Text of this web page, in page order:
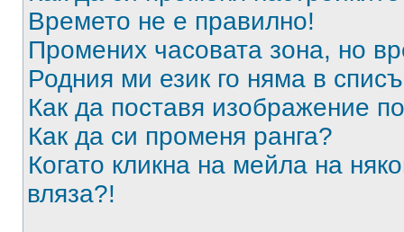
Времето не е правилно!
Промених часовата зона, но
Родния ми език го няма в
Как да поставя изображение
Как да си променя ранга?
Когато кликна на мейла на
вляза?!